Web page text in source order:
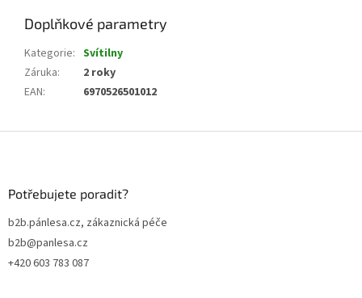
Doplňkové parametry
Kategorie: Svítilny
Záruka:
2 roky
EAN: 6970526501012
Potřebujete poradit?
b2b.pánlesa.cz, zákaznická péče
b2b@panlesa.cz
+420 603 783 087